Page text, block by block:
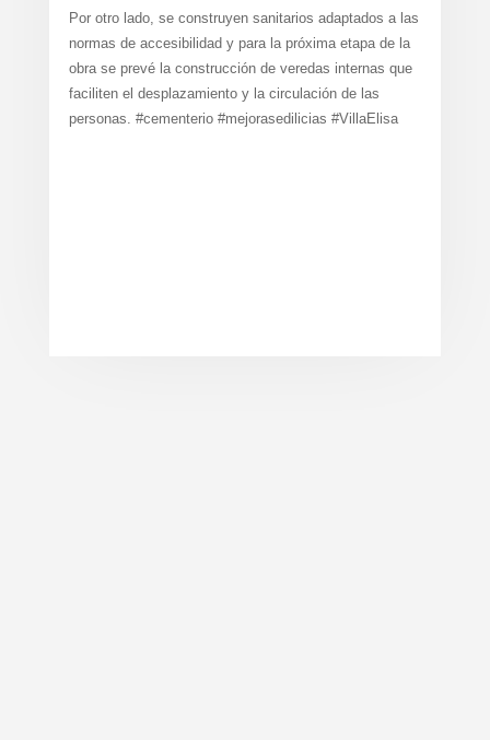
Por otro lado, se construyen sanitarios adaptados a las
normas de accesibilidad y para la próxima etapa de la
obra se prevé la construcción de veredas internas que
faciliten el desplazamiento y la circulación de las
personas. #cementerio #mejorasedilicias #VillaElisa